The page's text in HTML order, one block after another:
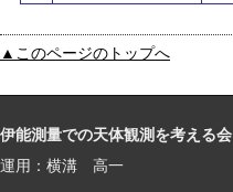
▲このページのトップへ
伊能測量での天体観測を考える会
運用：横溝 高一